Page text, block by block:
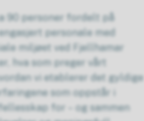
90 personer fordelt på
personale med
miljøet ved Fjellhamar
hva som preger vårt
vi etablerer det gyldige
som oppstår i
for – og sammen